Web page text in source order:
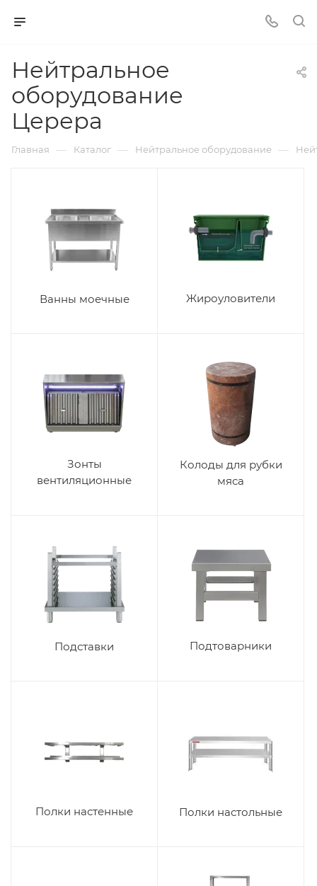
Нейтральное
оборудование
Церера
Главная — Каталог — Нейтральное оборудование —
Ванны моечные Жироуловители
Зонты
вентиляционные
Колоды для рубки
мяса
Подставки Подтоварники
Полки настенные Полки настольные